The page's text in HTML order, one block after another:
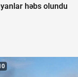
həbs olundu